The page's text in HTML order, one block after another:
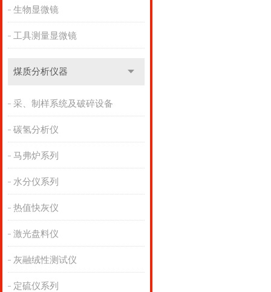
生物显微镜
工具测量显微镜
煤质分析仪器
采、制样系统及破碎设备
碳氢分析仪
马弗炉系列
水分仪系列
热值快灰仪
激光盘料仪
灰融绒性测试仪
定硫仪系列